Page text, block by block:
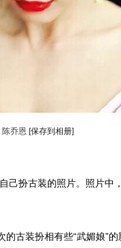
陈乔恩 [保存到相册]
己扮古装的照片。照片中
古装扮相有些“武媚娘”的